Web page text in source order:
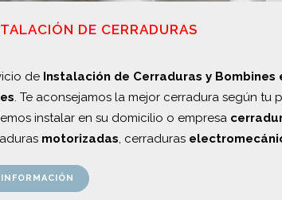
DE CERRADURAS
de Instalación de Cerraduras y Bombines
. Te aconsejamos la mejor cerradura según tu
instalar en su domicilio o empresa
motorizadas, cerraduras